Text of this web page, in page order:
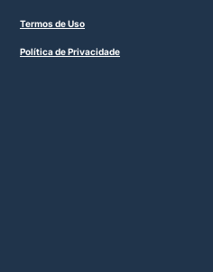
Termos de Uso
Política de Privacidade